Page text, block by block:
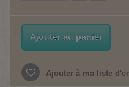
Ajouter au panier
Ajouter à ma liste